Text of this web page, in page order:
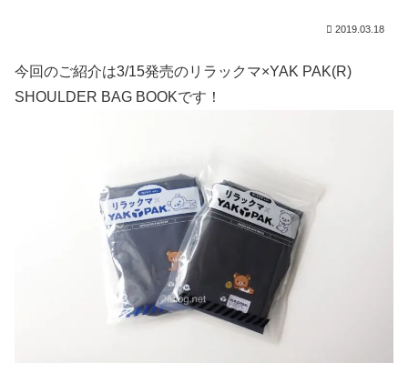
2019.03.18
今回のご紹介は3/15発売のリラックマ×YAK PAK(R)
SHOULDER BAG BOOKです！